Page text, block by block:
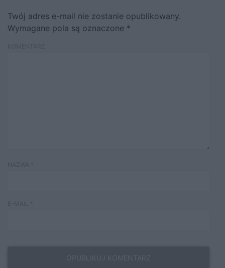
Twój adres e-mail nie zostanie opublikowany.
Wymagane pola są oznaczone *